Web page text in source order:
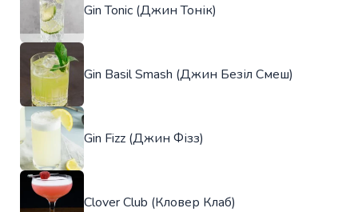
Gin Tonic (Джин Тонік)
Gin Basil Smash (Джин Безіл Смеш)
Gin Fizz (Джин Фізз)
Clover Club (Кловер Клаб)